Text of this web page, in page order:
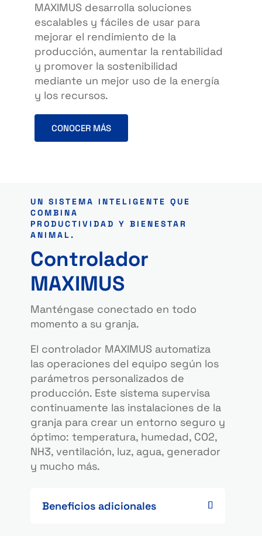
MAXIMUS desarrolla soluciones
escalables y fáciles de usar para
mejorar el rendimiento de la
producción, aumentar la rentabilidad
y promover la sostenibilidad
mediante un mejor uso de la energía
y los recursos.
CONOCER MÁS
UN SISTEMA INTELIGENTE QUE
COMBINA
PRODUCTIVIDAD Y BIENESTAR
ANIMAL.
Controlador
MAXIMUS
Manténgase conectado en todo
momento a su granja.
El controlador MAXIMUS automatiza
las operaciones del equipo según los
parámetros personalizados de
producción. Este sistema supervisa
continuamente las instalaciones de la
granja para crear un entorno seguro y
óptimo: temperatura, humedad, CO2,
NH3, ventilación, luz, agua, generador
y mucho más.
Beneficios adicionales